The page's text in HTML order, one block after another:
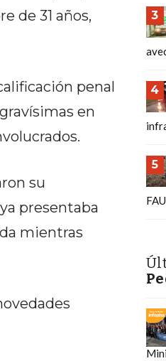
de 31 años,
penal
en
su
presentaba
mientras
3
4
5